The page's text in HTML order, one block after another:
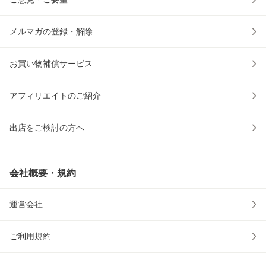
メルマガの登録・解除
お買い物補償サービス
アフィリエイトのご紹介
出店をご検討の方へ
会社概要・規約
運営会社
ご利用規約